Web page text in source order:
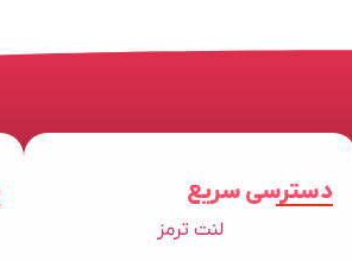
دسترسی سریع
لنت ترمز